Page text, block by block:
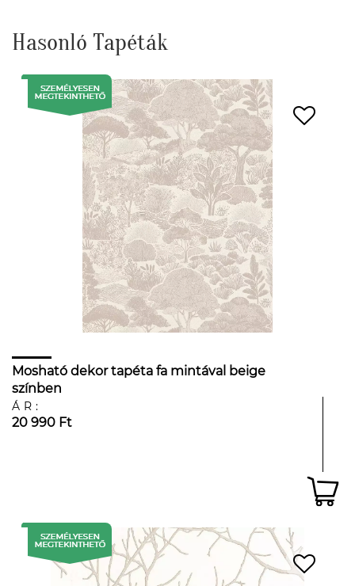
Hasonló Tapéták
Mosható dekor tapéta fa mintával beige
színben
ÁR:
20 990 Ft